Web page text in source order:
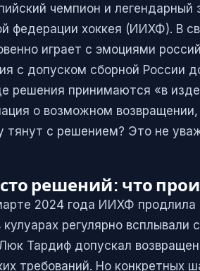
чемпион и
федерации хоккея (ИИХФ). В
играет с эмоциями
с допуском сборной России
решения принимаются «в
о возможном
тянут с решением? Это не
решений: что
2024 года ИИХФ продлила
регулярно
Тардиф допускал
требований. Но конкретных